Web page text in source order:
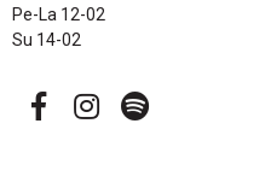
Pe-La 12-02
Su 14-02